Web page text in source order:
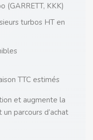
(GARRETT, KKK)
turbos HT en
TTC estimés
et augmente la
parcours d’achat